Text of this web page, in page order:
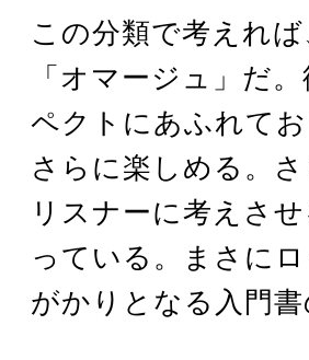
この分類で考えれ
「オマージュ」だ
ペクトにあふれて
さらに楽しめる。
リスナーに考えさ
っている。まさに
がかりとなる入門